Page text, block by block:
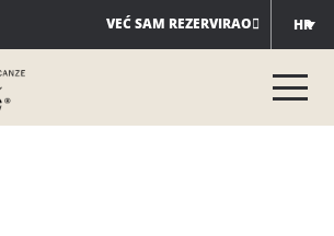
VEĆ SAM REZERVIRAO HR